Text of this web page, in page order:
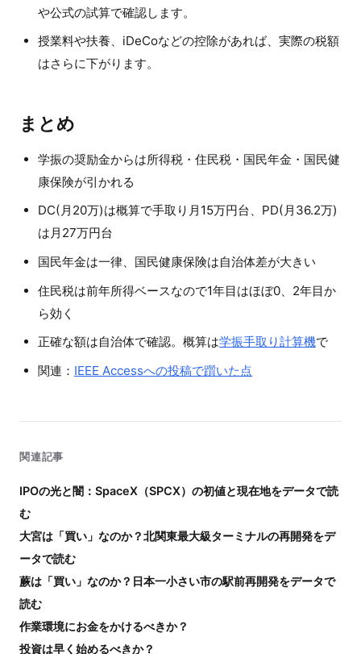
や公式の試算で確認します。
授業料や扶養、iDeCoなどの控除があれば、実際の税額
はさらに下がります。
まとめ
学振の奨励金からは所得税・住民税・国民年金・国民健
康保険が引かれる
DC(月20万)は概算で手取り月15万円台、PD(月36.2万)
は月27万円台
国民年金は一律、国民健康保険は自治体差が大きい
住民税は前年所得ベースなので1年目はほぼ0、2年目か
ら効く
正確な額は自治体で確認。概算は学振手取り計算機で
関連： IEEE Accessへの投稿で躓いた点
関連記事
IPOの光と闇：SpaceX（SPCX）の初値と現在地をデータで読
む
大宮は「買い」なのか？北関東最大級ターミナルの再開発をデ
ータで読む
蕨は「買い」なのか？日本一小さい市の駅前再開発をデータで
読む
作業環境にお金をかけるべきか？
投資は早く始めるべきか？